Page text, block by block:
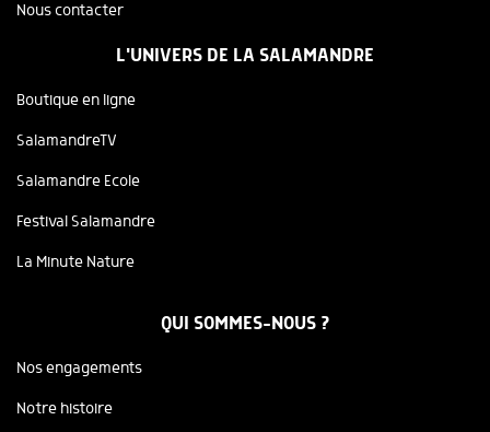
Nous contacter
L'UNIVERS DE LA SALAMANDRE
Boutique en ligne
SalamandreTV
Salamandre Ecole
Festival Salamandre
La Minute Nature
QUI SOMMES-NOUS ?
Nos engagements
Notre histoire